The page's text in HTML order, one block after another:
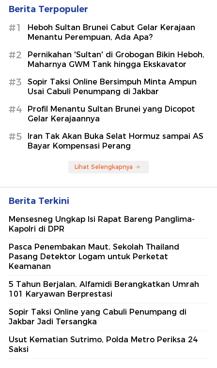
Berita Terpopuler
#1
Heboh Sultan Brunei Cabut Gelar Kerajaan
Menantu Perempuan, Ada Apa?
#2
Pernikahan 'Sultan' di Grobogan Bikin Heboh,
Maharnya GWM Tank hingga Ekskavator
#3
Sopir Taksi Online Bersimpuh Minta Ampun
Usai Cabuli Penumpang di Jakbar
#4
Profil Menantu Sultan Brunei yang Dicopot
Gelar Kerajaannya
#5
Iran Tak Akan Buka Selat Hormuz sampai AS
Bayar Kompensasi Perang
Lihat Selengkapnya
Berita Terkini
Mensesneg Ungkap Isi Rapat Bareng Panglima-
Kapolri di DPR
Pasca Penembakan Maut, Sekolah Thailand
Pasang Detektor Logam untuk Perketat
Keamanan
5 Tahun Berjalan, Alfamidi Berangkatkan Umrah
101 Karyawan Berprestasi
Sopir Taksi Online yang Cabuli Penumpang di
Jakbar Jadi Tersangka
Usut Kematian Sutrimo, Polda Metro Periksa 24
Saksi